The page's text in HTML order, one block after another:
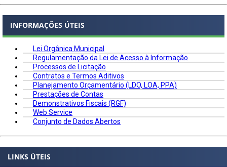
INFORMAÇÕES ÚTEIS
Lei Orgânica Municipal
Regulamentação da Lei de Acesso à Informação
Processos de Licitação
Contratos e Termos Aditivos
Planejamento Orçamentário (LDO, LOA, PPA)
Prestações de Contas
Demonstrativos Fiscais (RGF)
Web Service
Conjunto de Dados Abertos
LINKS ÚTEIS